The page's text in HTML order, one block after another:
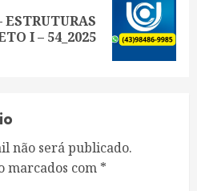
ESTRUTURAS
I – 54_2025
não será publicado.
marcados com *